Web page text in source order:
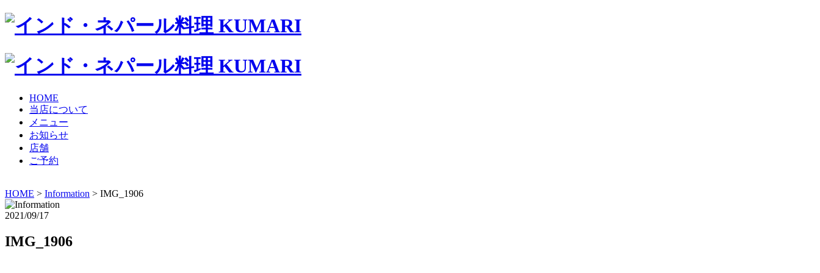
HOME
当店について
メニュー
お知らせ
店舗
ご予約
HOME > Information > IMG_1906
2021/09/17
IMG_1906